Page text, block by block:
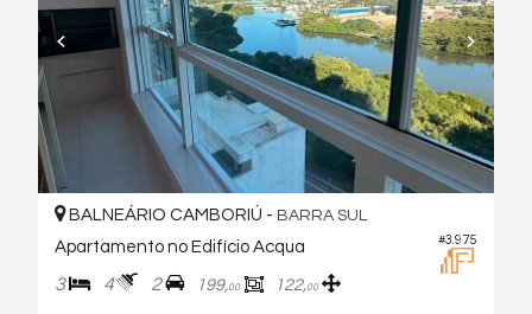
#3.975
BALNEÁRIO CAMBORIÚ - BARRA SUL
Apartamento no Edifício Acqua
3 4 2 199,00 122,00